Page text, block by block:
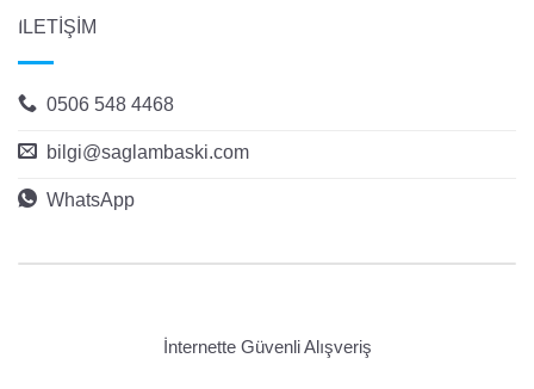
İLETİŞİM
0506 548 4468
bilgi@saglambaski.com
WhatsApp
İnternette Güvenli Alışveriş